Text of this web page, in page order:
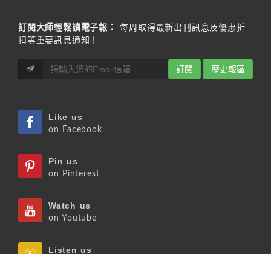
訂閱大師輕鬆讀電子報：
每周取得最新出刊訊息及優惠折
扣等重要訊息通知！
訂閱 歷史報區
Like us
on Facebook
Pin us
on Pinterest
Watch us
on Youtube
Listen us